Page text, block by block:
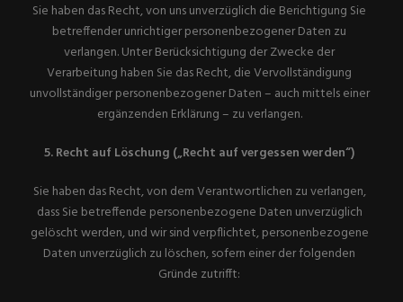
Sie haben das Recht, von uns unverzüglich die Berichtigung Sie
betreffender unrichtiger personenbezogener Daten zu
verlangen. Unter Berücksichtigung der Zwecke der
Verarbeitung haben Sie das Recht, die Vervollständigung
unvollständiger personenbezogener Daten – auch mittels einer
ergänzenden Erklärung – zu verlangen.
5. Recht auf Löschung („Recht auf vergessen werden“)
Sie haben das Recht, von dem Verantwortlichen zu verlangen,
dass Sie betreffende personenbezogene Daten unverzüglich
gelöscht werden, und wir sind verpflichtet, personenbezogene
Daten unverzüglich zu löschen, sofern einer der folgenden
Gründe zutrifft: